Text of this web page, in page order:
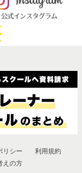
リシー
利用規約
えの方